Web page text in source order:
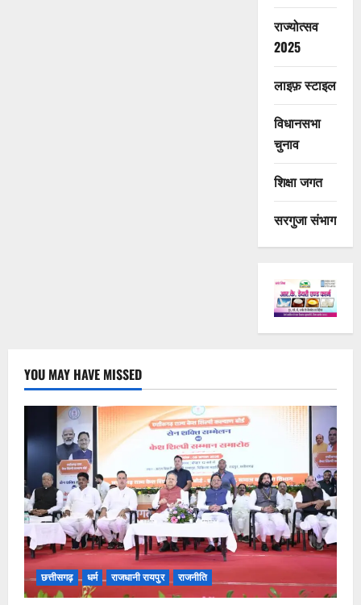
राज्योत्सव
2025
लाइफ़ स्टाइल
विधानसभा
चुनाव
शिक्षा जगत
सरगुजा संभाग
YOU MAY HAVE MISSED
छत्तीसगढ़ धर्म राजधानी रायपुर राजनीति